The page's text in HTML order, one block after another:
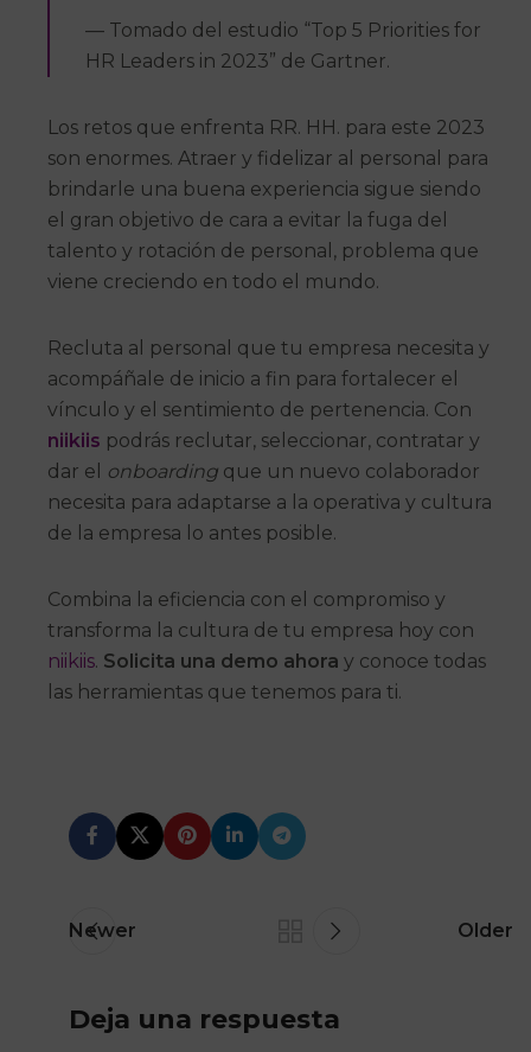
— Tomado del estudio “Top 5 Priorities for
HR Leaders in 2023” de Gartner.
Los retos que enfrenta RR. HH. para este 2023
son enormes. Atraer y fidelizar al personal para
brindarle una buena experiencia sigue siendo
el gran objetivo de cara a evitar la fuga del
talento y rotación de personal, problema que
viene creciendo en todo el mundo.
Recluta al personal que tu empresa necesita y
acompáñale de inicio a fin para fortalecer el
vínculo y el sentimiento de pertenencia. Con
niikiis podrás reclutar, seleccionar, contratar y
dar el
onboarding que un nuevo colaborador
necesita para adaptarse a la operativa y cultura
de la empresa lo antes posible.
Combina la eficiencia con el compromiso y
transforma la cultura de tu empresa hoy con
niikiis. Solicita una demo ahora y conoce todas
las herramientas que tenemos para ti.
Newer Older
Deja una respuesta